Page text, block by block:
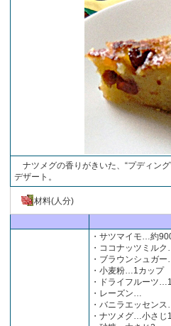
ナツメグの香りがきいた、“プディン
デザート。
材料(人分)
・サツマイモ…約
・ココナッツミル
・ブラウンシュガ
・小麦粉…1カップ
・ドライフルーツ
・レーズン…
・バニラエッセン
・ナツメグ…小さじ